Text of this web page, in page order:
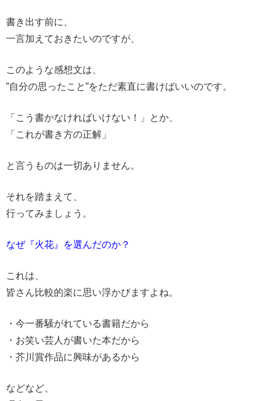
書き出す前に、
一言加えておきたいのですが、
このような感想文は、
”自分の思ったこと”をただ素直に書けばいいのです。
「こう書かなければいけない！」とか、
「これが書き方の正解」
と言うものは一切ありません。
それを踏まえて、
行ってみましょう。
なぜ『火花』を選んだのか？
これは、
皆さん比較的楽に思い浮かびますよね。
・今一番騒がれている書籍だから
・お笑い芸人が書いた本だから
・芥川賞作品に興味があるから
などなど、